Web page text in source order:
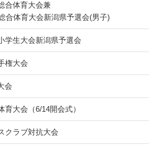
合体育大会兼
合体育大会新潟県予選会(男子)
学生大会新潟県予選会
権大会
会
大会（6/14開会式）
クラブ対抗大会